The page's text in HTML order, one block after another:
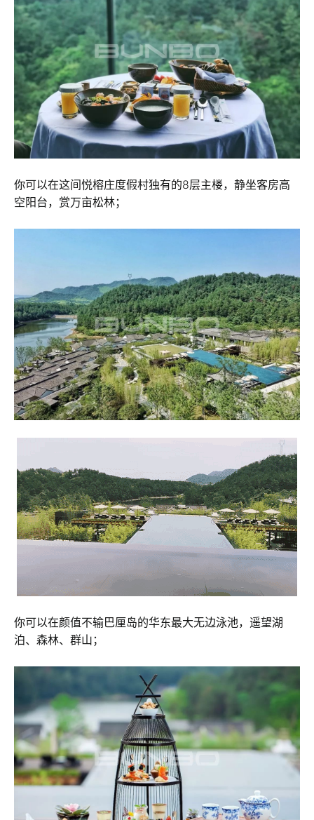
你可以在这间悦榕庄度假村独有的8层主楼，静坐客房高
空阳台，赏万亩松林；
你可以在颜值不输巴厘岛的华东最大无边泳池，遥望湖
泊、森林、群山；